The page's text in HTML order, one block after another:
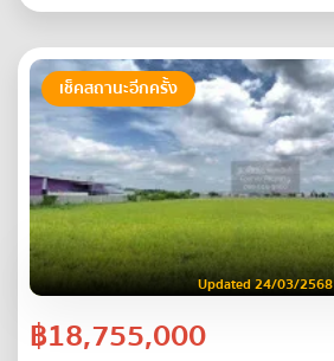
เช็คสถานะอีกครั้ง
Updated 24/03/2568
฿18,755,000